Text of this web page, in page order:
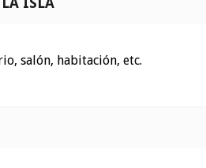
salón, habitación, etc.